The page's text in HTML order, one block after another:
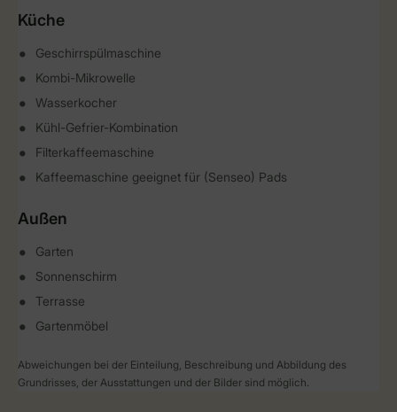
Küche
Geschirrspülmaschine
Kombi-Mikrowelle
Wasserkocher
Kühl-Gefrier-Kombination
Filterkaffeemaschine
Kaffeemaschine geeignet für (Senseo) Pads
Außen
Garten
Sonnenschirm
Terrasse
Gartenmöbel
Abweichungen bei der Einteilung, Beschreibung und Abbildung des
Grundrisses, der Ausstattungen und der Bilder sind möglich.